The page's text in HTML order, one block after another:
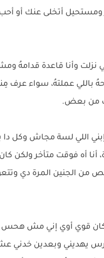
ومستحيل أتخلى عنك أو
وأنا قاعدة قدامهُ
باللي عملتهُ، سواء عرف
من بعض.
إبني اللي لسة مجاش وكل
أه فوقت متأخر ولكن
من الجنين المرة دي
كان قوي أوي إني مش
يهديني وبعدين خدني